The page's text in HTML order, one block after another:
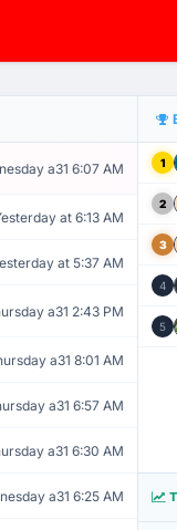
GIÁM SÁT TỰ
a31 6:07 AM
at 6:13 AM
at 5:37 AM
a31 2:43 PM
a31 8:01 AM
a31 6:57 AM
a31 6:30 AM
a31 6:25 AM
1
2
3
4
5